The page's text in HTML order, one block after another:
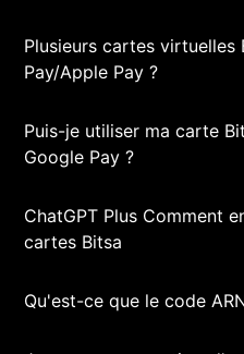
Plusieurs cartes virtuelles
Pay/Apple Pay ?
Puis-je utiliser ma carte
Google Pay ?
ChatGPT Plus Comment
cartes Bitsa
Qu'est-ce que le code